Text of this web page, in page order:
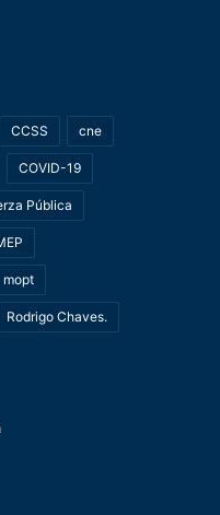
CCSS cne
COVID-19
Pública
mopt
Rodrigo Chaves.